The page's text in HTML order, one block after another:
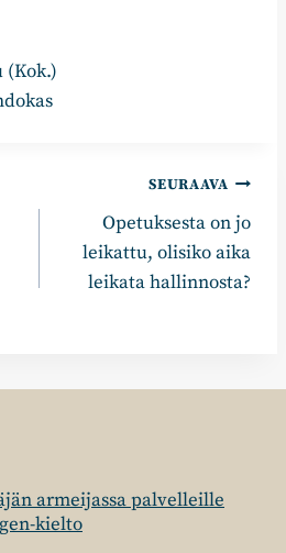
SEURAAVA
Opetuksesta on jo
leikattu, olisiko aika
leikata hallinnosta?
armeijassa palvelleille
kielto